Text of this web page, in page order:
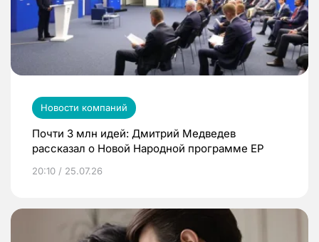
Новости компаний
Почти 3 млн идей: Дмитрий Медведев
рассказал о Новой Народной программе ЕР
20:10 / 25.07.26